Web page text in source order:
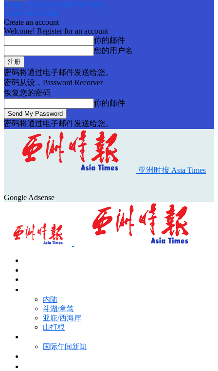
Forgot your password? Get help
Create an account
Create an account
Welcome! Register for an account
你的邮件
您的用户名
密码将通过电子邮件发送给您。
密码从设，Password Recorver
恢复您的密码
你的邮件
密码将通过电子邮件发送给您。
亚洲时报 Asia Times
Google Adsense
内陆
斗湖/拿笃
亚庇/西海岸
山打根
国际午间新闻